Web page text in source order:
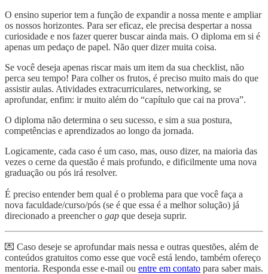
O ensino superior tem a função de expandir a nossa mente e ampliar
os nossos horizontes. Para ser eficaz, ele precisa despertar a nossa
curiosidade e nos fazer querer buscar ainda mais. O diploma em si é
apenas um pedaço de papel. Não quer dizer muita coisa.
Se você deseja apenas riscar mais um item da sua checklist, não
perca seu tempo! Para colher os frutos, é preciso muito mais do que
assistir aulas. Atividades extracurriculares, networking, se
aprofundar, enfim: ir muito além do “capítulo que cai na prova”.
O diploma não determina o seu sucesso, e sim a sua postura,
competências e aprendizados ao longo da jornada.
Logicamente, cada caso é um caso, mas, ouso dizer, na maioria das
vezes o cerne da questão é mais profundo, e dificilmente uma nova
graduação ou pós irá resolver.
É preciso entender bem qual é o problema para que você faça a
nova faculdade/curso/pós (se é que essa é a melhor solução) já
direcionado a preencher o gap que deseja suprir.
💌 Caso deseje se aprofundar mais nessa e outras questões, além de
conteúdos gratuitos como esse que você está lendo, também ofereço
mentoria. Responda esse e-mail ou entre em contato para saber mais.